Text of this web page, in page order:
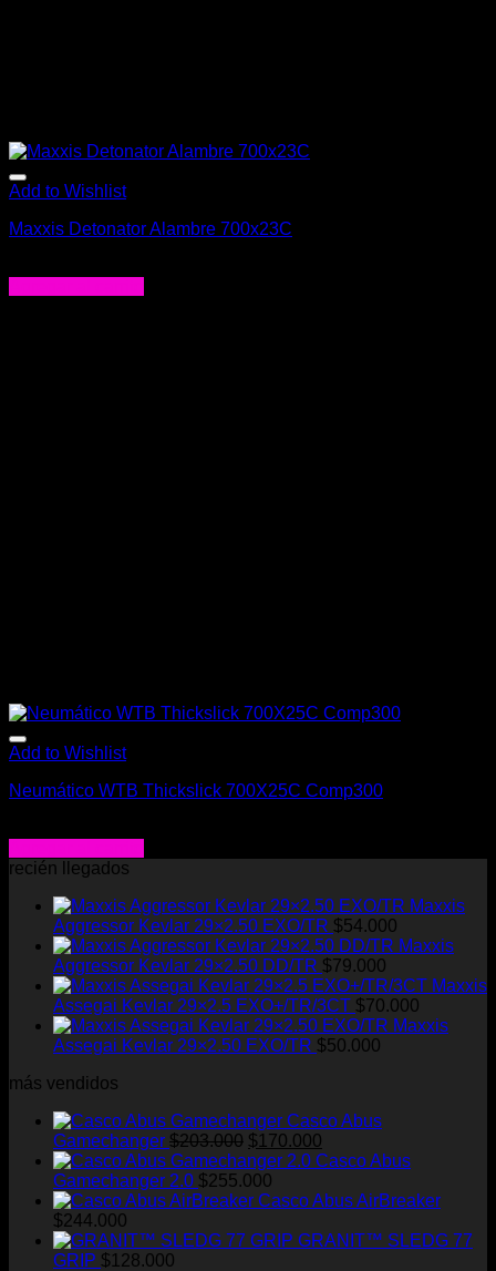
Add to Wishlist
Maxxis Detonator Alambre 700x23C
Add to Wishlist
Neumático WTB Thickslick 700X25C Comp300
recién llegados
Maxxis
Aggressor Kevlar 29×2.50 EXO/TR $54.000
Maxxis
Aggressor Kevlar 29×2.50 DD/TR $79.000
Maxxis
Assegai Kevlar 29×2.5 EXO+/TR/3CT $70.000
Maxxis
Assegai Kevlar 29×2.50 EXO/TR $50.000
más vendidos
Casco Abus
Gamechanger $203.000 El
precio
original
era:
$170.000
precio
es:
Casco Abus
Gamechanger 2.0 $255.000
Casco Abus AirBreaker
$244.000
GRANIT™ SLEDG 77
GRIP $128.000